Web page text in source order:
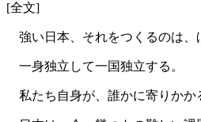
[全文]
強い日本、それをつくるのは、
一身独立して一国独立する。
私たち自身が、誰かに寄りかか